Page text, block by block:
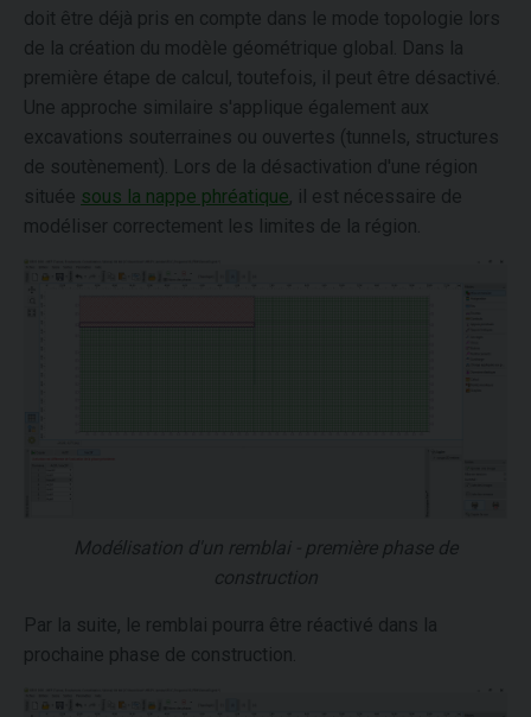
doit être déjà pris en compte dans le mode topologie lors
de la création du modèle géométrique global. Dans la
première étape de calcul, toutefois, il peut être désactivé.
Une approche similaire s'applique également aux
excavations souterraines ou ouvertes (tunnels, structures
de soutènement). Lors de la désactivation d'une région
située sous la nappe phréatique, il est nécessaire de
modéliser correctement les limites de la région.
Modélisation d'un remblai - première phase de
construction
Par la suite, le remblai pourra être réactivé dans la
prochaine phase de construction.